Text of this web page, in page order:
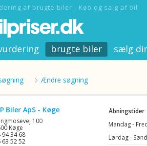
af brugte biler - Køb og salg af bil
brugte biler sælg
Ændre søgning
Biler ApS - Køge
100
Køge
94 34 68
63 52 52
Åbningstider
Mandag -
Lørdag -